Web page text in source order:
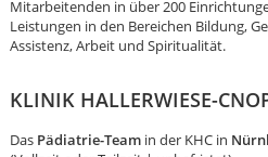
Mitarbeitenden in über 200
Leistungen in den Bereichen Bildung,
Assistenz, Arbeit und Spiritualität.
KLINIK HALLERWIESE-
Das Pädiatrie-Teamin der KHC in